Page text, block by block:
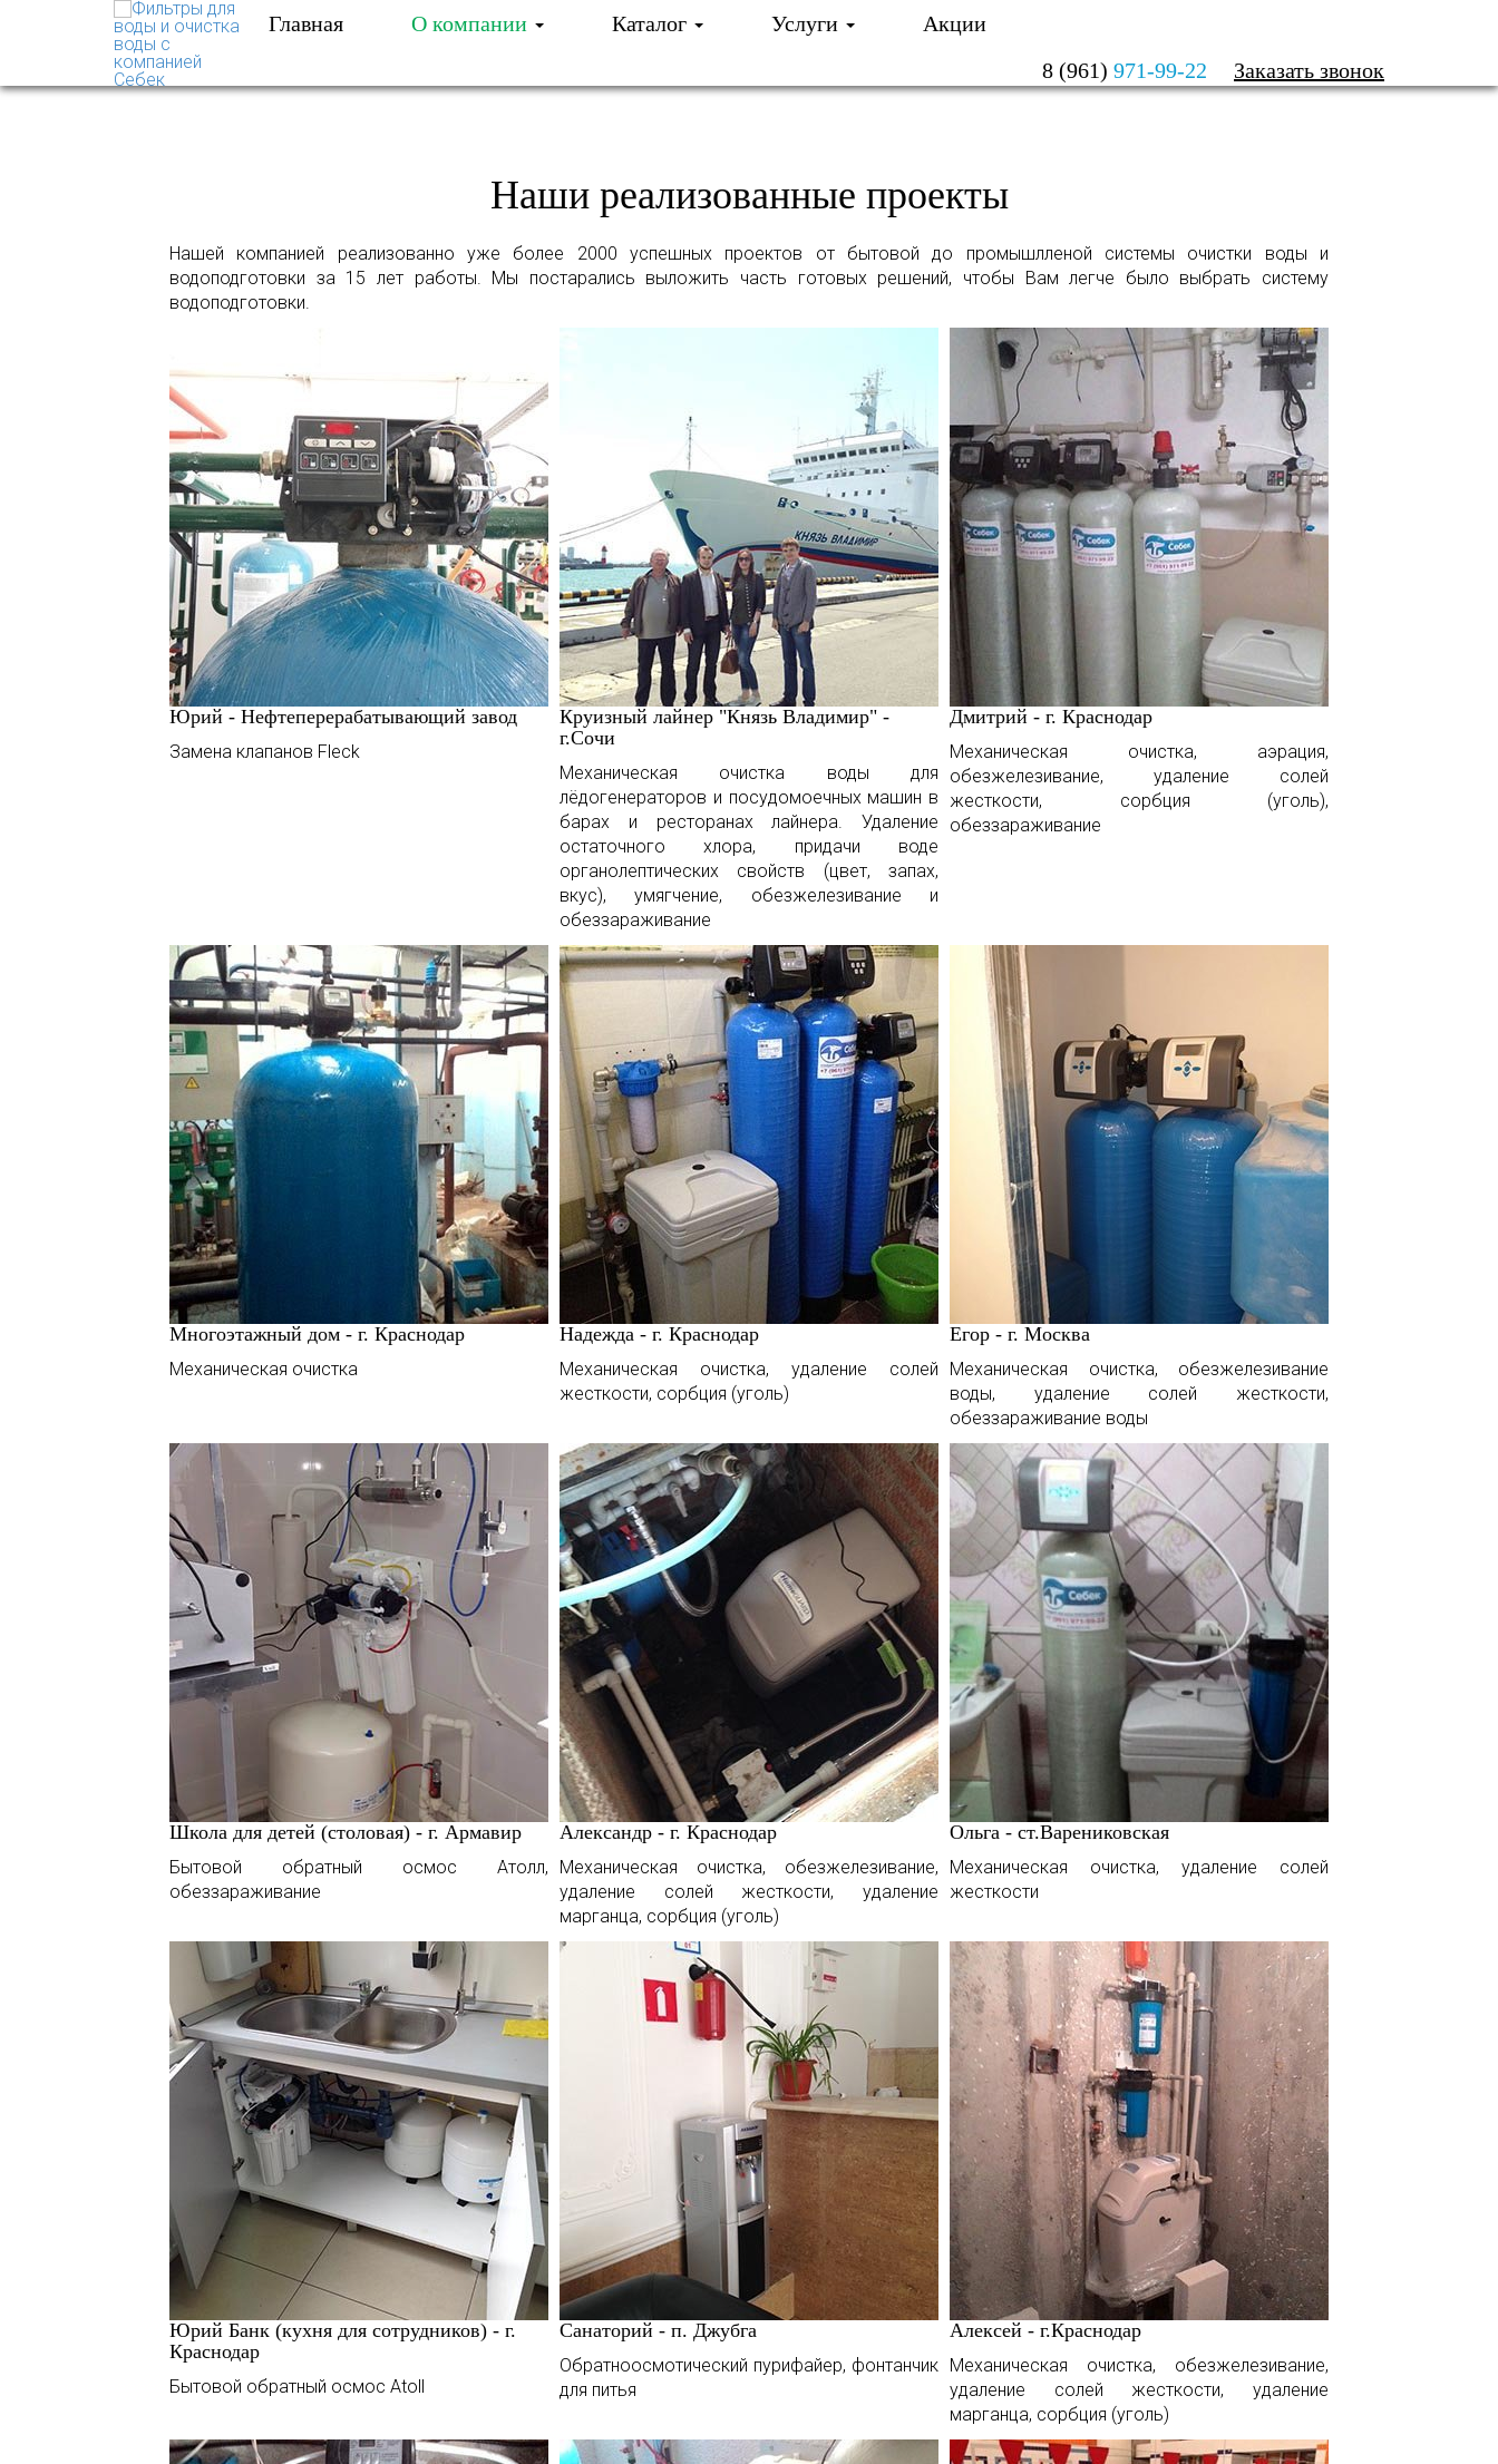
Главная О компании Каталог Услуги
Акции
8 (961) 971-99-22 Заказать звонок
НАШИ РАБОТЫ
Наши реализованные проекты
Нашей компанией реализованно уже более 2000 успешных проектов от бытовой до промышлленой системы очистки воды и
водоподготовки за 15 лет работы. Мы постарались выложить часть готовых решений, чтобы Вам легче было выбрать систему
водоподготовки.
Юрий - Нефтеперерабатывающий завод
Замена клапанов Fleck
Круизный лайнер "Князь Владимир" -
г.Сочи
Механическая очистка воды для
лёдогенераторов и посудомоечных машин в
барах и ресторанах лайнера. Удаление
остаточного хлора, придачи воде
органолептических свойств (цвет, запах,
вкус), умягчение, обезжелезивание и
обеззараживание
Дмитрий - г. Краснодар
Механическая очистка, аэрация,
обезжелезивание, удаление солей
жесткости, сорбция (уголь),
обеззараживание
Многоэтажный дом - г. Краснодар
Механическая очистка
Надежда - г. Краснодар
Механическая очистка, удаление солей
жесткости, сорбция (уголь)
Егор - г. Москва
Механическая очистка, обезжелезивание
воды, удаление солей жесткости,
обеззараживание воды
Школа для детей (столовая) - г. Армавир
Бытовой обратный осмос Атолл,
обеззараживание
Александр - г. Краснодар
Механическая очистка, обезжелезивание,
удаление солей жесткости, удаление
марганца, сорбция (уголь)
Ольга - ст.Варениковская
Механическая очистка, удаление солей
жесткости
Юрий Банк (кухня для сотрудников) - г.
Краснодар
Бытовой обратный осмос Atoll
Санаторий - п. Джубга
Обратноосмотический пурифайер, фонтанчик
для питья
Алексей - г.Краснодар
Механическая очистка, обезжелезивание,
удаление солей жесткости, удаление
марганца, сорбция (уголь)